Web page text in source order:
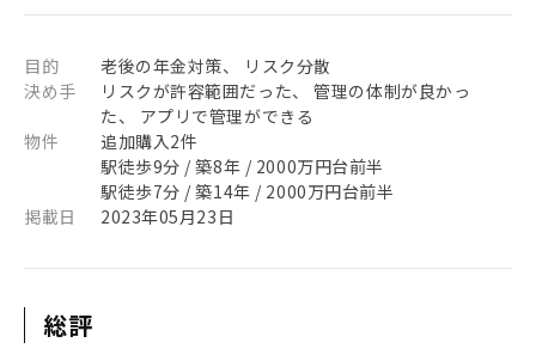
目的
老後の年金対策、 リスク分散
決め手
リスクが許容範囲だった、 管理の体制が良かっ
た、 アプリで管理ができる
物件
追加購入2件
駅徒歩9分 / 築8年 / 2000万円台前半
駅徒歩7分 / 築14年 / 2000万円台前半
掲載日
2023年05月23日
総評